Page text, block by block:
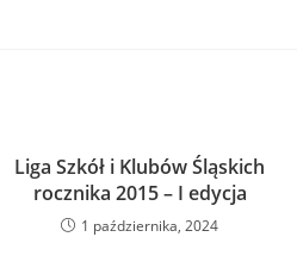
Liga Szkół i Klubów Śląskich
rocznika 2015 – I edycja
1 października, 2024